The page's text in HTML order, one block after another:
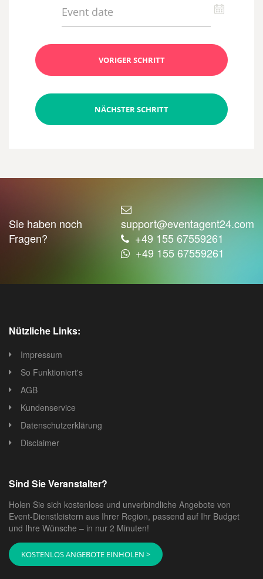
VORIGER SCHRITT
NÄCHSTER SCHRITT
Sie haben noch
Fragen?
support@eventagent24.com
+49 155 67559261
+49 155 67559261
Nützliche Links:
Impressum
So Funktioniert's
AGB
Kundenservice
Datenschutzerklärung
Disclaimer
Sind Sie Veranstalter?
Holen Sie sich kostenlose und unverbindliche Angebote von
Event-Dienstleistern aus Ihrer Region, passend auf Ihr Budget
und Ihre Wünsche – in nur 2 Minuten!
KOSTENLOS ANGEBOTE EINHOLEN >